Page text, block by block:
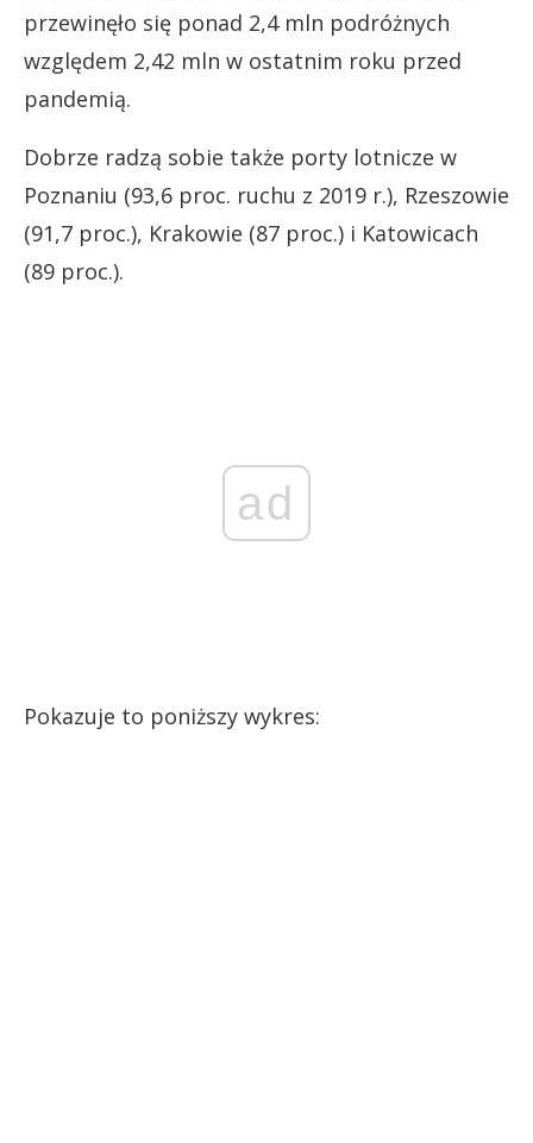
przewinęło się ponad 2,4 mln podróżnych
względem 2,42 mln w ostatnim roku przed
pandemią.
Dobrze radzą sobie także porty lotnicze w
Poznaniu (93,6 proc. ruchu z 2019 r.), Rzeszowie
(91,7 proc.), Krakowie (87 proc.) i Katowicach
(89 proc.).
ad
Pokazuje to poniższy wykres: